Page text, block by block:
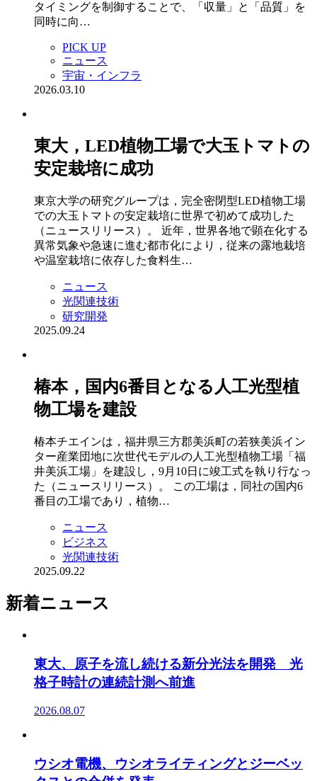
タイミングを制御することで、「収量」と「品質」を
同時に向…
PICK UP
ニュース
宇宙・インフラ
2026.03.10
東大，LED植物工場で大玉トマトの
安定栽培に成功
東京大学の研究グループは，完全密閉型LED植物工場
での大玉トマトの安定栽培に世界で初めて成功した
（ニュースリリース）。 近年，世界各地で顕在化する
異常気象や急速に進む都市化により，従来の露地栽培
や温室栽培に依存した食料生…
ニュース
光関連技術
研究開発
2025.09.24
椿本，国内6番目となる人工光型植
物工場を建設
椿本チエインは，福井県三方郡美浜町の若狭美浜イン
ター産業団地に次世代モデルの人工光型植物工場「福
井美浜工場」を建設し，9月10日に竣工式を執り行なっ
た（ニュースリリース）。 この工場は，同社の国内6
番目の工場であり，植物…
ニュース
ビジネス
光関連技術
2025.09.22
新着ニュース
東大、原子を流し続ける新分光法を開発 光
格子時計の連続計測へ前進
2026.08.07
ウシオ電機、ウシオライティングとジーベッ